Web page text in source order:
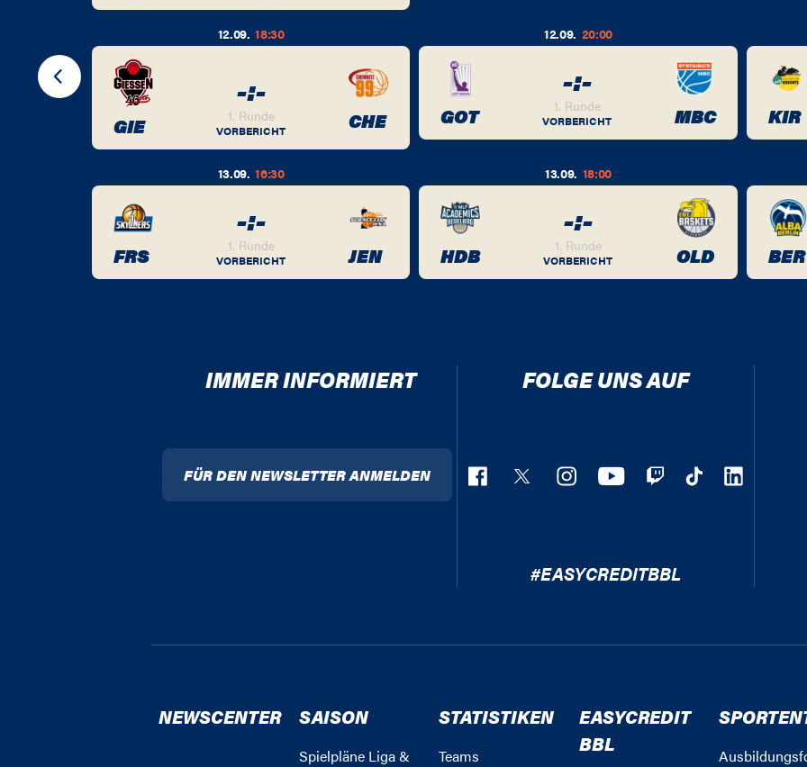
BER
12.09. 18:30
GIE
-:-
1. Runde
VORBERICHT CHE
12.09. 20:00
GOT
-:-
1. Runde
VORBERICHT MBC KIR
13.09. 16:30
FRS
-:-
1. Runde
VORBERICHT JEN
13.09. 18:00
HDB
-:-
1. Runde
VORBERICHT OLD BER
IMMER INFORMIERT
FÜR DEN NEWSLETTER ANMELDEN
FOLGE UNS AUF
#EASYCREDITBBL
NEWSCENTER SAISON
Spielpläne Liga &
STATISTIKEN
Teams
EASYCREDIT
BBL